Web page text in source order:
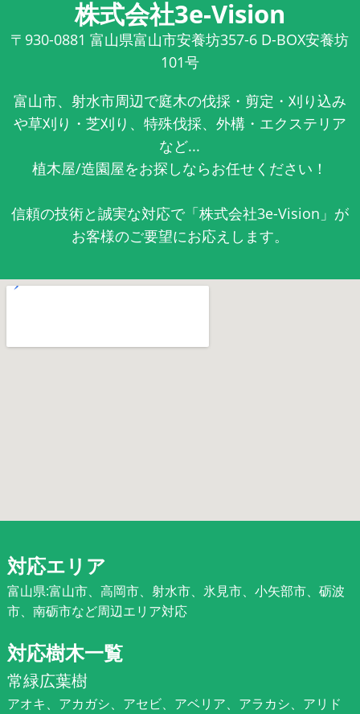
株式会社3e-Vision
〒930-0881 富山県富山市安養坊357-6 D-BOX安養坊
101号
富山市、射水市周辺で庭木の伐採・剪定・刈り込み
や草刈り・芝刈り、特殊伐採、外構・エクステリア
など...
植木屋/造園屋をお探しならお任せください！
信頼の技術と誠実な対応で「株式会社3e-Vision」が
お客様のご要望にお応えします。
対応エリア
富山県:富山市、高岡市、射水市、氷見市、小矢部市、砺波
市、南砺市など周辺エリア対応
対応樹木一覧
常緑広葉樹
アオキ、アカガシ、アセビ、アベリア、アラカシ、アリド